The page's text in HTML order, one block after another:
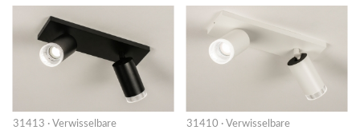
31413 · Verwisselbare
31410 · Verwisselbare